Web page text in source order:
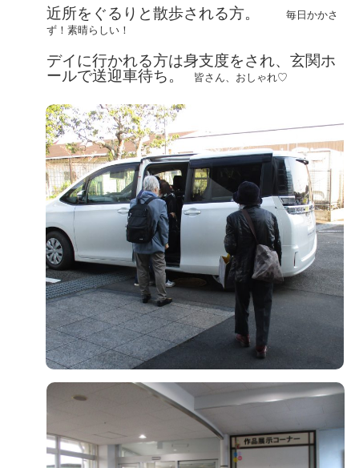
近所をぐるりと散歩される方。
毎日かかさ
ず！素晴らしい！
デイに行かれる方は身支度をされ、玄関ホ
ールで送迎車待ち。
皆さん、おしゃれ♡